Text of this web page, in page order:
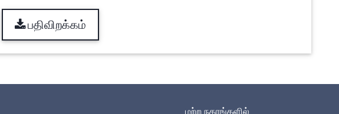
பதிவிறக்கம்
மற்ற நகரங்களில்